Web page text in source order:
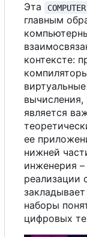
Эта
главным
контексте:
является
ее
нижней
инженерия –
реализации
наборы
цифровых